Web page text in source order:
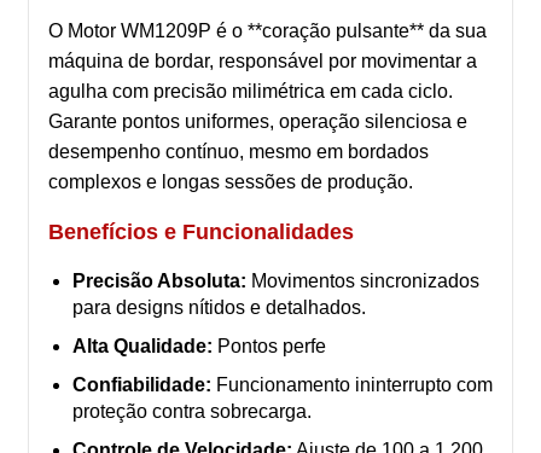
O Motor WM1209P é o **coração pulsante** da sua
máquina de bordar, responsável por movimentar a
agulha com precisão milimétrica em cada ciclo.
Garante pontos uniformes, operação silenciosa e
desempenho contínuo, mesmo em bordados
complexos e longas sessões de produção.
Benefícios e Funcionalidades
Precisão Absoluta: Movimentos sincronizados
para designs nítidos e detalhados.
Alta Qualidade: Pontos perfe
Confiabilidade: Funcionamento ininterrupto com
proteção contra sobrecarga.